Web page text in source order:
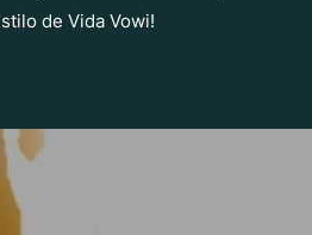
de Vida Vowi!